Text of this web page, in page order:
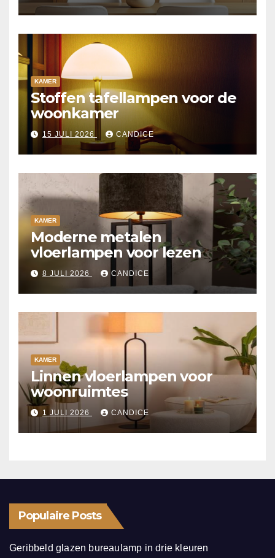
KAMER
Stoffen tafellampen voor de
woonkamer
15 JULI 2026 CANDICE
KAMER
Moderne metalen
vloerlampen voor lezen
8 JULI 2026 CANDICE
KAMER
Linnen vloerlampen voor
woonruimtes
1 JULI 2026 CANDICE
Populaire Posts
Geribbeld glazen bureaulamp in drie kleuren